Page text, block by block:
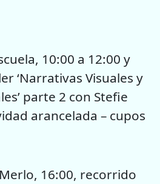
10:00 a 12:00 y
‘Narrativas Visuales y
parte 2 con Stefie
arancelada – cupos
16:00, recorrido